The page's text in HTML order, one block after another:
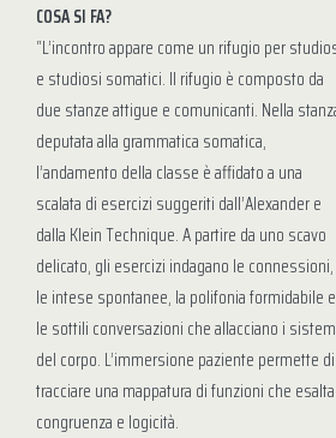
COSA SI FA?
“L’incontro appare come un rifugio per
e studiosi somatici. Il rifugio è composto da
due stanze attigue e comunicanti. Nella
deputata alla grammatica somatica,
l’andamento della classe è affidato a una
scalata di esercizi suggeriti dall’Alexander e
dalla Klein Technique. A partire da uno scavo
delicato, gli esercizi indagano le connessioni,
le intese spontanee, la polifonia formidabile e
le sottili conversazioni che allacciano i
del corpo. L’immersione paziente permette di
tracciare una mappatura di funzioni che esalta
congruenza e logicità.